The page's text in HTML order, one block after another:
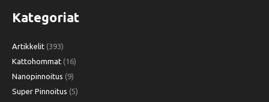
Kategoriat
Artikkelit (393)
Kattohommat (16)
Nanopinnoitus (9)
Super Pinnoitus (5)